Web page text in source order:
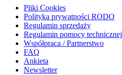
Pliki Cookies
Polityka prywatności RODO
Regulamin sprzedaży
Regulamin pomocy technicznej
Współpraca / Partnerstwo
FAQ
Ankieta
Newsletter